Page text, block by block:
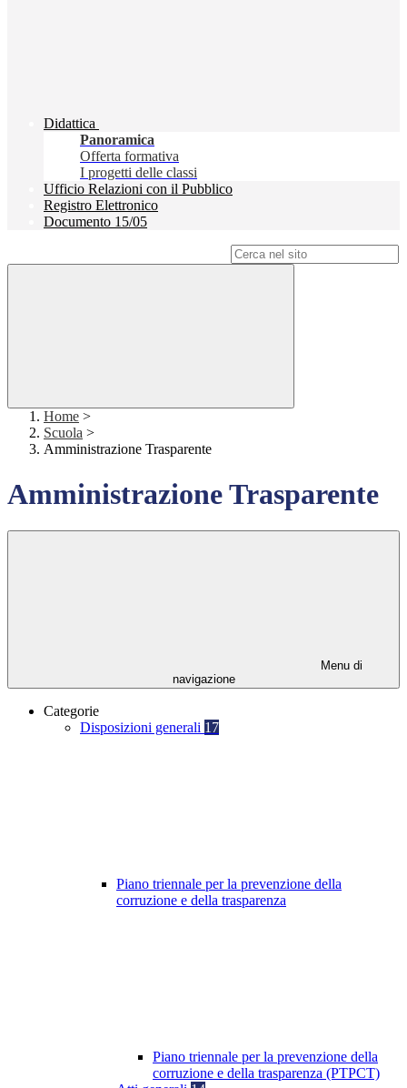
Didattica
Panoramica
Offerta formativa
I progetti delle classi
Ufficio Relazioni con il Pubblico
Registro Elettronico
Documento 15/05
Home >
Scuola >
Amministrazione Trasparente
Amministrazione Trasparente
Menu di
navigazione
Categorie
Disposizioni generali 17
Piano triennale per la prevenzione della
corruzione e della trasparenza
Piano triennale per la prevenzione della
corruzione e della trasparenza (PTPCT)